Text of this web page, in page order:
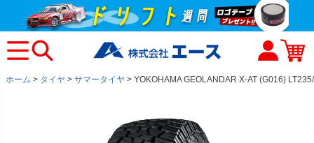
ホーム タイヤ サマータイヤ YOKOHAMA GEOLANDAR X-AT (G016)